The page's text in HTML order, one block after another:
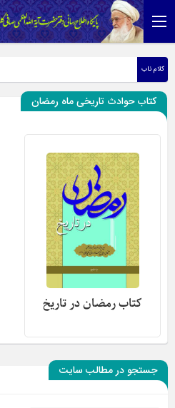
کلام ناب
کتاب حوادث تاریخی ماه رمضان
کتاب رمضان در تاریخ
جستجو در مطالب سایت